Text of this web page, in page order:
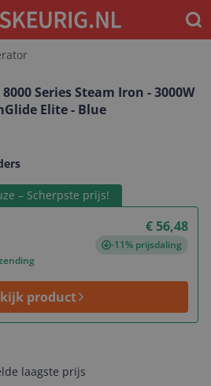
Series Steam Iron - 3000W
Elite - Blue
– Scherpste prijs!
€ 56,48
-11% prijsdaling
product
laagste prijs